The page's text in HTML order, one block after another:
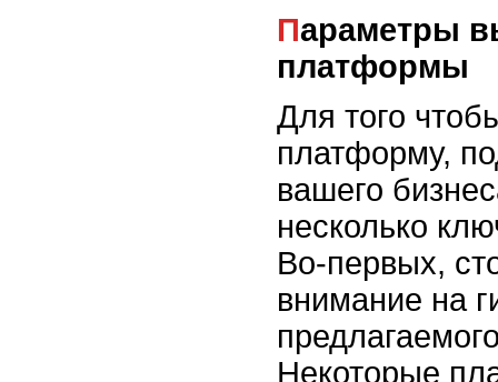
Параметры выбора облачной
платформы
Для того
платформу,
вашего
несколько
Во-первых,
внимание на
Некоторые